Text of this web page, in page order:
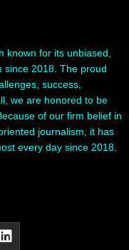
known for its unbiased,
since 2018. The proud
success,
we are honored to be
of our firm belief in
journalism, it has
every day since 2018.